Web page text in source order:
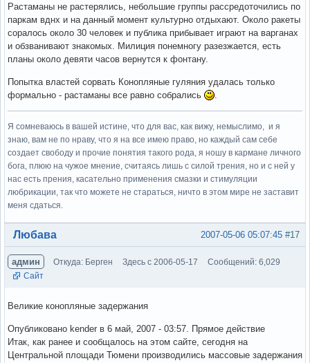
Растаманы не растерялись, небольшие группы рассредоточились по
паркам вднх и на данный момент культурно отдыхают. Около ракеты
соралось около 30 человек и публика прибывает играют на варганах
и обзванивают знакомых. Милиция понемногу разезжается, есть
планы около девяти часов вернутся к фонтану.
Попытка властей сорвать Конопляные гуляния удалась только
формально - растаманы все равно собрались
Я сомневаюсь в вашей истине, что для вас, как вижу, немыслимо, и я
знаю, вам не по нраву, что я на все имею право, но каждый сам себе
создает свободу и прочие понятия такого рода, я ношу в кармане личного
бога, плюю на чужое мнение, считаясь лишь с силой трения, но и с ней у
нас есть прения, касательно применения смазки и стимуляции
любрикации, так что можете не стараться, ничто в этом мире не заставит
меня сдаться.
Вне форума #17
2007-05-06 05:07:45
Любава
админ Откуда: Берген Здесь с 2006-05-17
Сообщений: 6,029
Сайт
Великие конопляные задержания
Опубликовано kender в 6 май, 2007 - 03:57. Прямое действие
Итак, как ранее и сообщалось на этом сайте, сегодня на
Центральной площади Тюмени производились массовые задержания